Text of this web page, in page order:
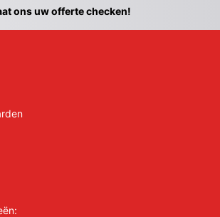
ons uw offerte checken!